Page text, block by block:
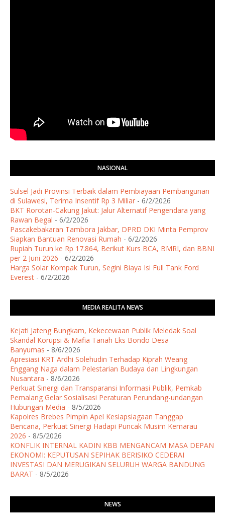
NASIONAL
Sulsel Jadi Provinsi Terbaik dalam Pembiayaan Pembangunan
di Sulawesi, Terima Insentif Rp 3 Miliar - 6/2/2026
BKT Rorotan-Cakung Jakut: Jalur Alternatif Pengendara yang
Rawan Begal - 6/2/2026
Pascakebakaran Tambora Jakbar, DPRD DKI Minta Pemprov
Siapkan Bantuan Renovasi Rumah - 6/2/2026
Rupiah Turun ke Rp 17.864, Berikut Kurs BCA, BMRI, dan BBNI
per 2 Juni 2026 - 6/2/2026
Harga Solar Kompak Turun, Segini Biaya Isi Full Tank Ford
Everest - 6/2/2026
MEDIA REALITA NEWS
Kejati Jateng Bungkam, Kekecewaan Publik Meledak Soal
Skandal Korupsi & Mafia Tanah Eks Bondo Desa
Banyumas - 8/6/2026
Apresiasi KRT Ardhi Solehudin Terhadap Kiprah Weang
Enggang Naga dalam Pelestarian Budaya dan Lingkungan
Nusantara - 8/6/2026
Perkuat Sinergi dan Transparansi Informasi Publik, Pemkab
Pemalang Gelar Sosialisasi Peraturan Perundang-undangan
Hubungan Media - 8/5/2026
Kapolres Brebes Pimpin Apel Kesiapsiagaan Tanggap
Bencana, Perkuat Sinergi Hadapi Puncak Musim Kemarau
2026 - 8/5/2026
KONFLIK INTERNAL KADIN KBB MENGANCAM MASA DEPAN
EKONOMI: KEPUTUSAN SEPIHAK BERISIKO CEDERAI
INVESTASI DAN MERUGIKAN SELURUH WARGA BANDUNG
BARAT - 8/5/2026
NEWS